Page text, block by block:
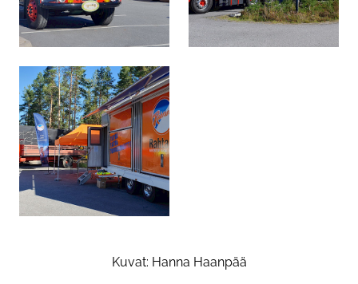
Kuvat: Hanna Haanpää